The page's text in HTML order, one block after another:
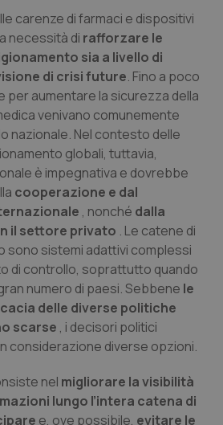
carenze di farmaci e dispositivi
necessità di rafforzare le
sia a livello di
di crisi future. Fino a poco
per aumentare la sicurezza della
venivano comunemente
nazionale. Nel contesto delle
globali, tuttavia,
è impegnativa e dovrebbe
cooperazione e dal
, nonché dalla
il settore privato . Le catene di
sono sistemi adattivi complessi
di controllo, soprattutto quando
numero di paesi. Sebbene le
delle diverse politiche
scarse , i decisori politici
considerazione diverse opzioni.
nel migliorare la visibilità
lungo l’intera catena di
e, ove possibile, evitare le